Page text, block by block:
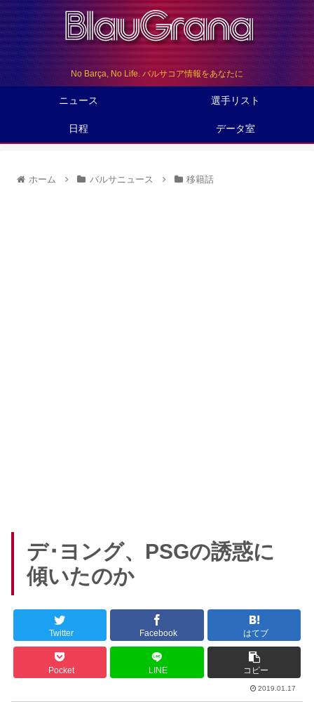
No Barça, No Life. バルサコア情報をあなたに
ニュース 選手リスト
日程 データ室
ホーム バルサニュース 移籍話
デ･ヨング、PSGの誘惑に
傾いたのか
Twitter Facebook はてブ
Pocket LINE コピー
2019.01.17